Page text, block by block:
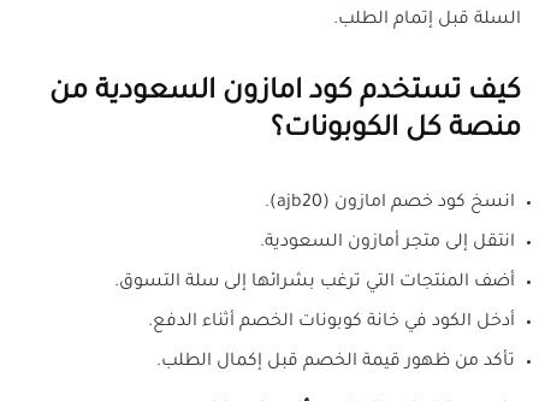
السلة قبل إتمام الطلب.
كيف تستخدم كود امازون السعودية من
منصة كل الكوبونات؟
انسخ كود خصم امازون (ajb20).
انتقل إلى متجر أمازون السعودية.
أضف المنتجات التي ترغب بشرائها إلى سلة التسوق.
أدخل الكود في خانة كوبونات الخصم أثناء الدفع.
تأكد من ظهور قيمة الخصم قبل إكمال الطلب.